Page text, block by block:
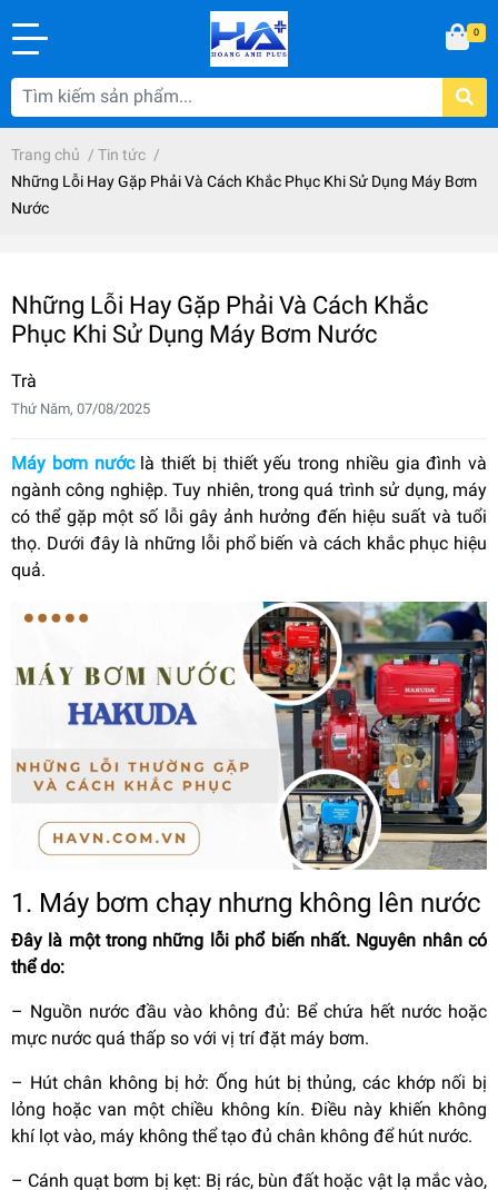
0
Trang chủ / Tin tức /
Những Lỗi Hay Gặp Phải Và Cách Khắc Phục Khi Sử Dụng Máy Bơm
Nước
Những Lỗi Hay Gặp Phải Và Cách Khắc
Phục Khi Sử Dụng Máy Bơm Nước
Trà
Thứ Năm, 07/08/2025
Máy bơm nướclà thiết bị thiết yếu trong nhiều gia đình và
ngành công nghiệp. Tuy nhiên,trong quá trình sử dụng,máy
có thể gặp một số lỗi gây ảnh hưởng đến hiệu suất và tuổi
thọ. Dưới đây là những lỗi phổ biến và cách khắc phục hiệu
quả.
1. Máy bơm chạy nhưng không lên nước
Đây là một trong những lỗi phổ biến nhất. Nguyên nhân có
thể do:
– Nguồn nước đầu vào không đủ: Bể chứa hết nước hoặc
mực nước quá thấp so với vị trí đặt máy bơm.
– Hút chân không bị hở: Ống hút bị thủng, các khớp nối bị
lỏng hoặc van một chiều không kín. Điều này khiến không
khí lọt vào, máy không thể tạo đủ chân không để hút nước.
– Cánh quạt bơm bị kẹt: Bị rác, bùn đất hoặc vật lạ mắc vào,